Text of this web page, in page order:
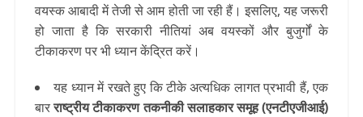
वयस्क आबादी में तेजी से आम होती जा रही हैं। इसलिए, यह जरूरी
हो जाता है कि सरकारी नीतियां अब वयस्कों और बुजुर्गों के
टीकाकरण पर भी ध्यान केंद्रित करें।
यह ध्यान में रखते हुए कि टीके अत्यधिक लागत प्रभावी हैं, एक
बारराष्ट्रीय टीकाकरण तकनीकी सलाहकार समूह (एनटीएजीआई)